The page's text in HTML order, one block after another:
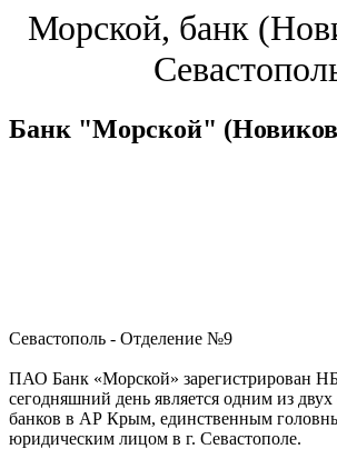
Морской, банк
Банк "Морской"
Севастополь - Отделение №9
ПАО Банк «Морской» зарегистрирован
сегодняшний день является одним из
банков в АР Крым, единственным
юридическим лицом в г. Севастополе.